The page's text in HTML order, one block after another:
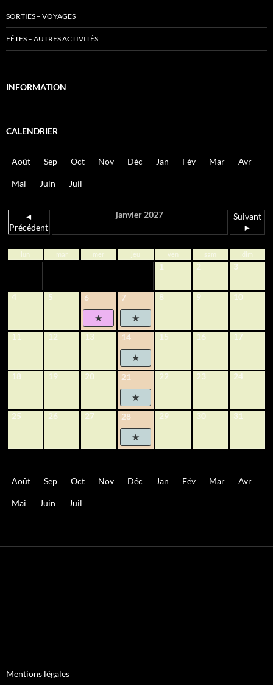
SORTIES – VOYAGES
FÊTES – AUTRES ACTIVITÉS
INFORMATION
CALENDRIER
Août Sep Oct Nov Déc Jan Fév Mar Avr
Mai Juin Juil
◄
Précédent
janvier 2027
Suivant
►
lun mar mer jeu ven sam dim
1 2 3
4 5 6 7 8 9 10
11 12 13 14 15 16 17
18 19 20 21 22 23 24
25 26 27 28 29 30 31
Août Sep Oct Nov Déc Jan Fév Mar Avr
Mai Juin Juil
Mentions légales